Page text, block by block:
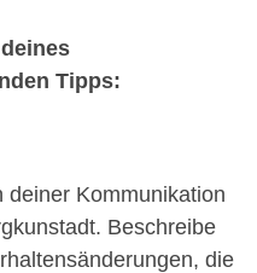
Tipps:
deiner Kommunikation
Beschreibe
die